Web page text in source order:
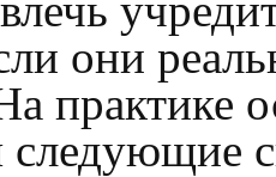
они
практике
следующие